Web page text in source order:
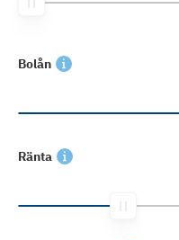
Bolån
Ränta